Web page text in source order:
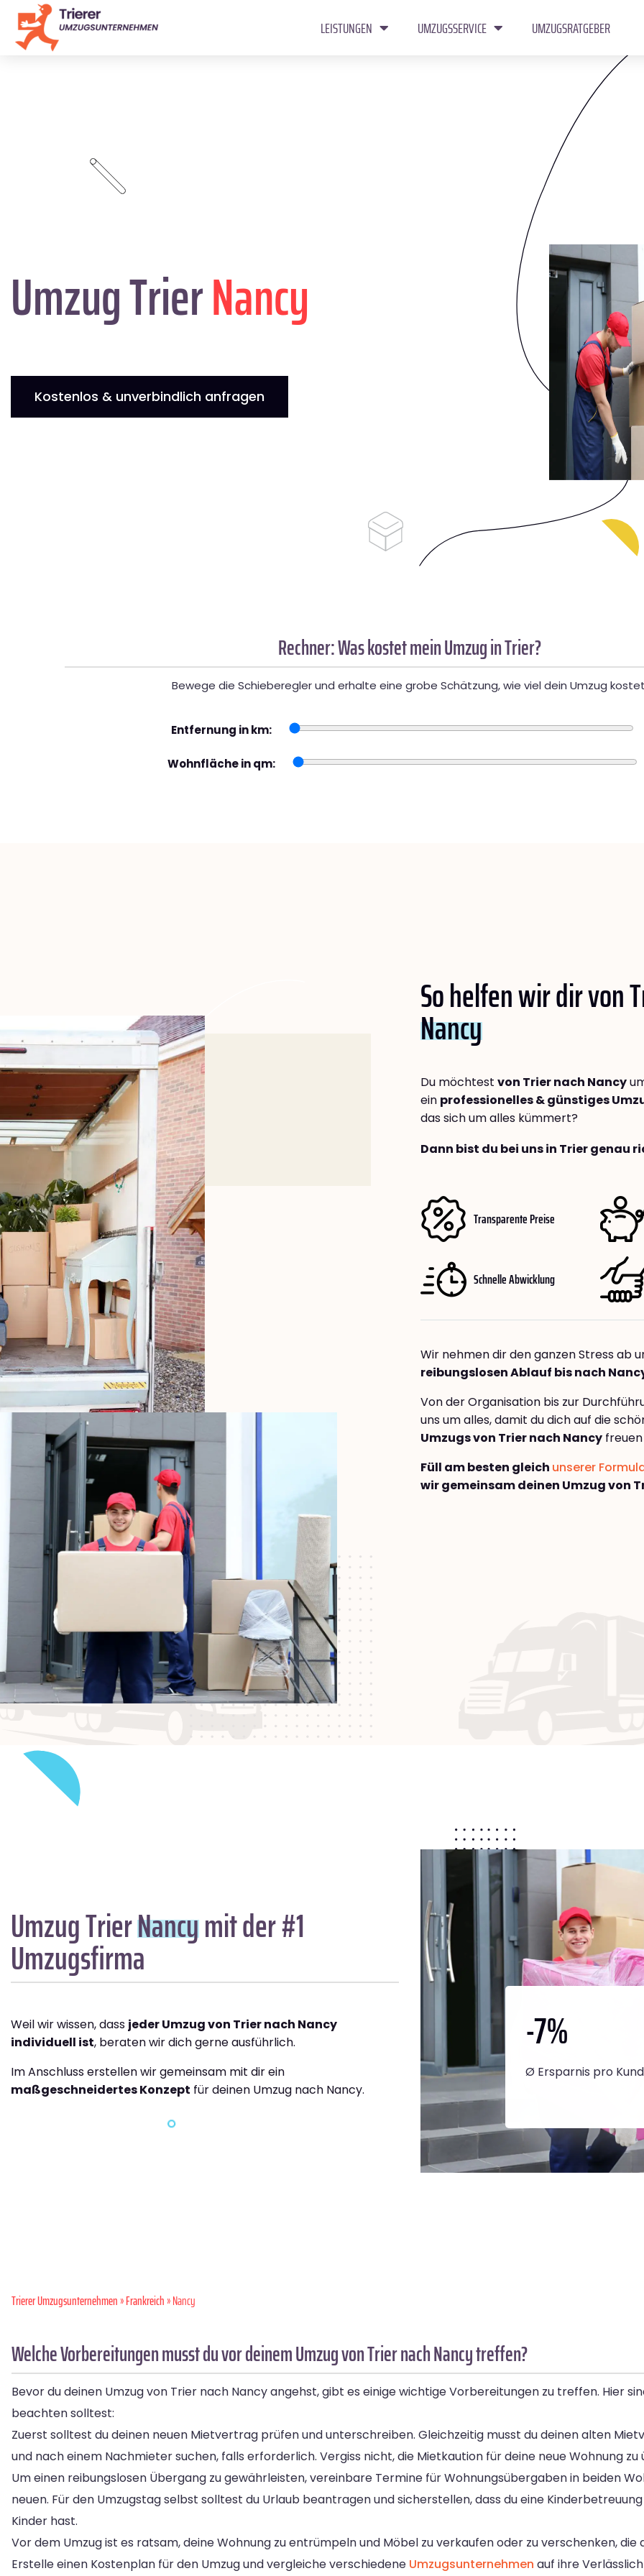
LEISTUNGEN UMZUGSSERVICE UMZUGSRATGEBER
Umzug TrierNancy
Kostenlos & unverbindlich anfragen
Rechner: Was kostet mein Umzug in Trier?
Bewege die Schieberegler und erhalte eine grobe Schätzung, wie viel dein Umzug
Entfernung in km:
Wohnfläche in qm:
So helfen wir dir von
Nancy
Du möchtest von Trier nach Nancy
ein professionelles & günstiges
das sich um alles kümmert?
Dann bist du bei uns in Trier genau
Transparente Preise
Schnelle Abwicklung
Wir nehmen dir den ganzen Stress ab
reibungslosen Ablauf bis nach
Von der Organisation bis zur
uns um alles, damit du dich auf die
Umzugs von Trier nach Nancy
Füll am besten gleich unserer
wir gemeinsam deinen Umzug von
Umzug TrierNancymit der #1
Umzugsfirma
Weil wir wissen, dass jeder Umzug von Trier nach Nancy
individuell ist, beraten wir dich gerne ausführlich.
Im Anschluss erstellen wir gemeinsam mit dir ein
maßgeschneidertes Konzept für deinen Umzug nach Nancy.
-7%
Ø Ersparnis pro
Trierer Umzugsunternehmen»Frankreich» Nancy
Welche Vorbereitungen musst du vor deinem Umzug von Trier nach Nancy treffen?
Bevor du deinen Umzug von Trier nach Nancy angehst, gibt es einige wichtige Vorbereitungen zu treffen. Hier
beachten solltest:
Zuerst solltest du deinen neuen Mietvertrag prüfen und unterschreiben. Gleichzeitig musst du deinen alten
und nach einem Nachmieter suchen, falls erforderlich. Vergiss nicht, die Mietkaution für deine neue Wohnung zu
Um einen reibungslosen Übergang zu gewährleisten, vereinbare Termine für Wohnungsübergaben in beiden
neuen. Für den Umzugstag selbst solltest du Urlaub beantragen und sicherstellen, dass du eine
Kinder hast.
Vor dem Umzug ist es ratsam, deine Wohnung zu entrümpeln und Möbel zu verkaufen oder zu verschenken,
Erstelle einen Kostenplan für den Umzug und vergleiche verschiedene Umzugsunternehmen auf ihre